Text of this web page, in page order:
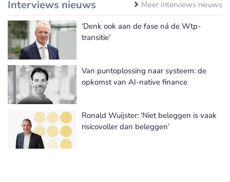
Interviews nieuws Meer Interviews nieuws
‘Denk ook aan de fase ná de Wtp-
transitie’
Van puntoplossing naar systeem: de
opkomst van AI-native finance
Ronald Wuijster: ‘Niet beleggen is vaak
risicovoller dan beleggen’